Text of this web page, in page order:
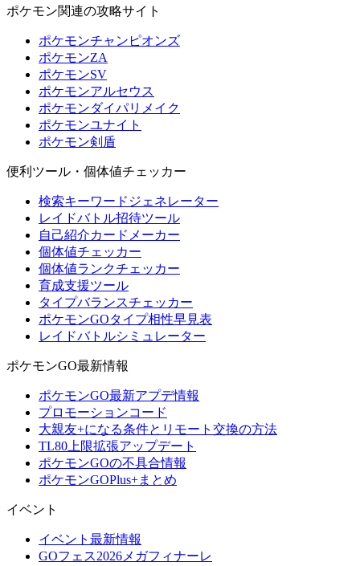
ポケモン関連の攻略サイト
ポケモンチャンピオンズ
ポケモンZA
ポケモンSV
ポケモンアルセウス
ポケモンダイパリメイク
ポケモンユナイト
ポケモン剣盾
便利ツール・個体値チェッカー
検索キーワードジェネレーター
レイドバトル招待ツール
自己紹介カードメーカー
個体値チェッカー
個体値ランクチェッカー
育成支援ツール
タイプバランスチェッカー
ポケモンGOタイプ相性早見表
レイドバトルシミュレーター
ポケモンGO最新情報
ポケモンGO最新アプデ情報
プロモーションコード
大親友+になる条件とリモート交換の方法
TL80上限拡張アップデート
ポケモンGOの不具合情報
ポケモンGOPlus+まとめ
イベント
イベント最新情報
GOフェス2026メガフィナーレ